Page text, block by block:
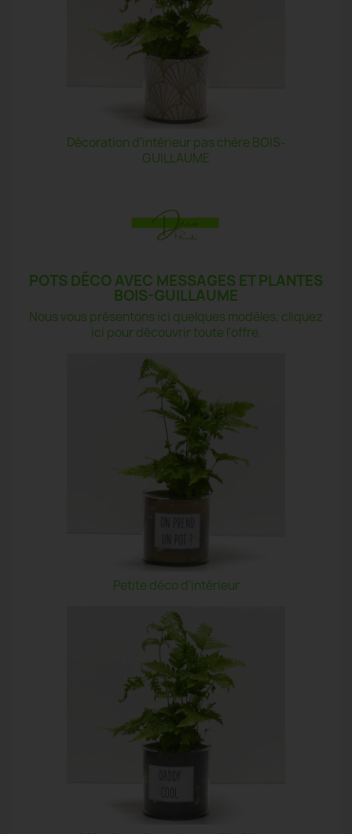
Décoration d'intérieur pas chère BOIS-
GUILLAUME
POTS DÉCO AVEC MESSAGES ET PLANTES
BOIS-GUILLAUME
Nous vous présentons ici quelques modèles, cliquez
ici pour découvrir toute l'offre.
Petite déco d'intérieur